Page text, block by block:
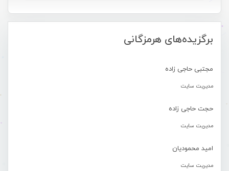
برگزیده‌های هرمزگانی
مجتبی حاجی زاده
مدیریت سایت
حجت حاجی زاده
مدیریت سایت
امید محمودیان
مدیریت سایت